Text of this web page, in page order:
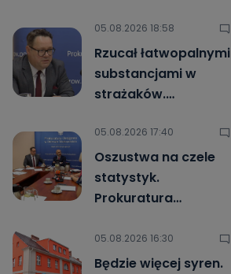
05.08.2026 18:58
Rzucał łatwopalnymi
substancjami w
strażaków.…
05.08.2026 17:40
Oszustwa na czele
statystyk.
Prokuratura…
05.08.2026 16:30
Będzie więcej syren.